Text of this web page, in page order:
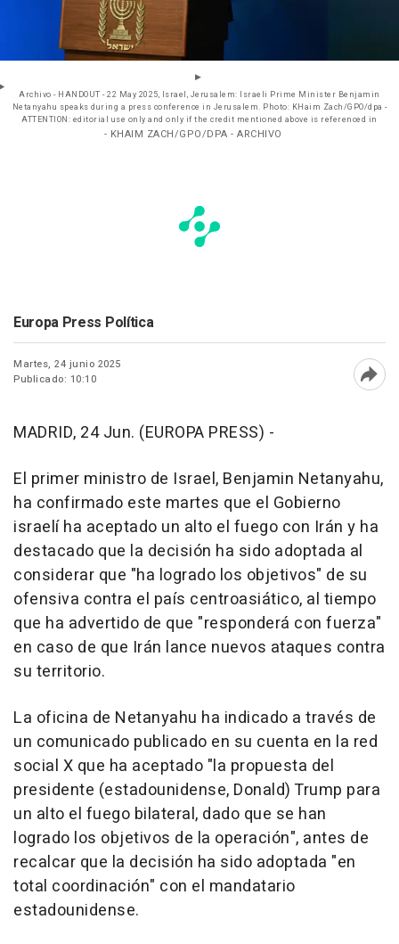
Archivo - HANDOUT - 22 May 2025, Israel, Jerusalem: Israeli Prime Minister Benjamin
Netanyahu speaks during a press conference in Jerusalem. Photo: KHaim Zach/GPO/dpa -
ATTENTION: editorial use only and only if the credit mentioned above is referenced in
- KHAIM ZACH/GPO/DPA - ARCHIVO
Europa Press Política
Martes, 24 junio 2025
Publicado: 10:10
MADRID, 24 Jun. (EUROPA PRESS) -
El primer ministro de Israel, Benjamin Netanyahu,
ha confirmado este martes que el Gobierno
israelí ha aceptado un alto el fuego con Irán y ha
destacado que la decisión ha sido adoptada al
considerar que "ha logrado los objetivos" de su
ofensiva contra el país centroasiático, al tiempo
que ha advertido de que "responderá con fuerza"
en caso de que Irán lance nuevos ataques contra
su territorio.
La oficina de Netanyahu ha indicado a través de
un comunicado publicado en su cuenta en la red
social X que ha aceptado "la propuesta del
presidente (estadounidense, Donald) Trump para
un alto el fuego bilateral, dado que se han
logrado los objetivos de la operación", antes de
recalcar que la decisión ha sido adoptada "en
total coordinación" con el mandatario
estadounidense.